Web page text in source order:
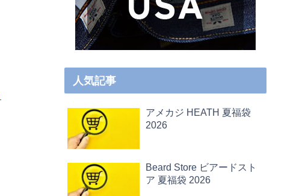
人気記事
アメカジ HEATH 夏福袋
2026
Beard Store ビアードスト
ア 夏福袋 2026